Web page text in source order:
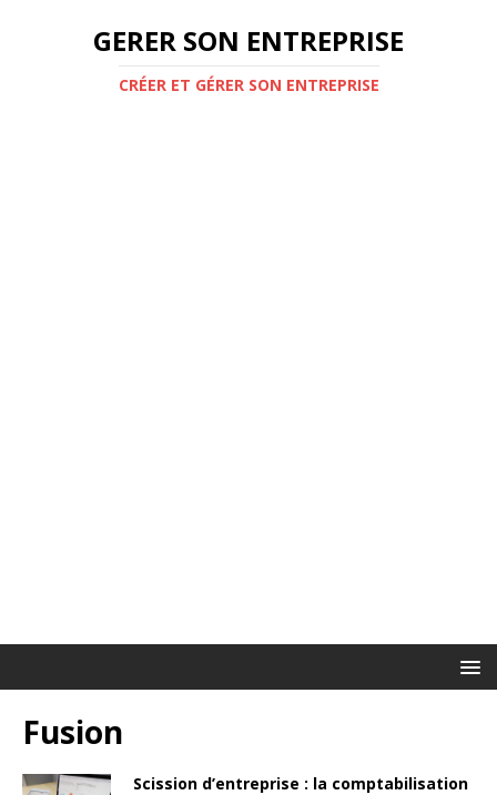
GERER SON ENTREPRISE
CRÉER ET GÉRER SON ENTREPRISE
Fusion
Scission d’entreprise : la comptabilisation